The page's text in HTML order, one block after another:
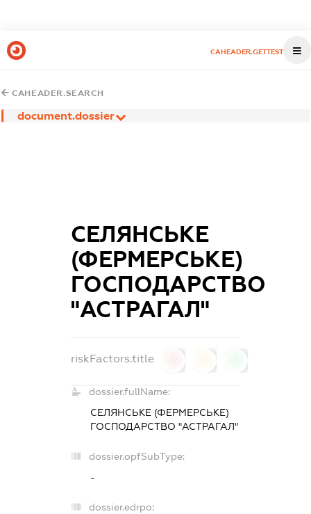
CAHEADER.GETTEST
CAHEADER.SEARCH
document.dossier
СЕЛЯНСЬКЕ
(ФЕРМЕРСЬКЕ)
ГОСПОДАРСТВО
"АСТРАГАЛ"
riskFactors.title
dossier.fullName:
СЕЛЯНСЬКЕ (ФЕРМЕРСЬКЕ)
ГОСПОДАРСТВО "АСТРАГАЛ"
dossier.opfSubType:
-
dossier.edrpo: